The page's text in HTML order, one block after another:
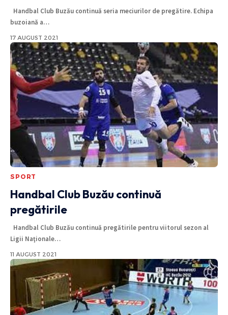
Handbal Club Buzău continuă seria meciurilor de pregătire. Echipa
buzoiană a…
17 AUGUST 2021
SPORT
Handbal Club Buzău continuă
pregătirile
Handbal Club Buzău continuă pregătirile pentru viitorul sezon al
Ligii Naţionale…
11 AUGUST 2021